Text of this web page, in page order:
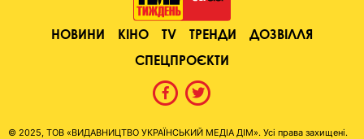
НОВИНИ КІНО TV ТРЕНДИ
ДОЗВІЛЛЯ
СПЕЦПРОЄКТИ
© 2025, ТОВ «ВИДАВНИЦТВО УКРАЇНСЬКИЙ МЕДІА ДІМ». Усі права захищені.